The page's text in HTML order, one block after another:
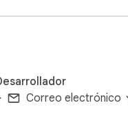
Correo electrónico